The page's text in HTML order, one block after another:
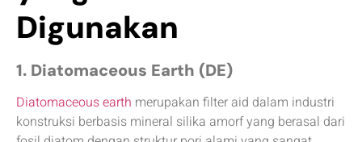
Digunakan
1. Diatomaceous Earth (DE)
Diatomaceous earth merupakan filter aid dalam industri
konstruksi berbasis mineral silika amorf yang berasal dari